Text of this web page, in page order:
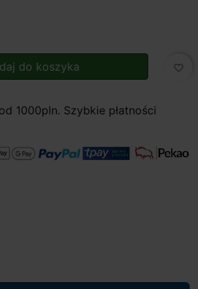
do koszyka favorite_border
1000pln. Szybkie płatności